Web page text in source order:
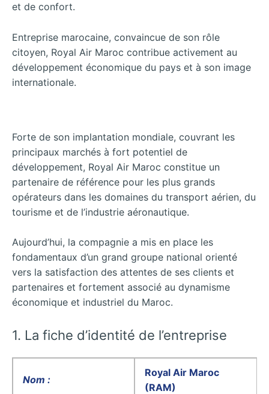
et de confort.
Entreprise marocaine, convaincue de son rôle
citoyen, Royal Air Maroc contribue activement au
développement économique du pays et à son image
internationale.
Forte de son implantation mondiale, couvrant les
principaux marchés à fort potentiel de
développement, Royal Air Maroc constitue un
partenaire de référence pour les plus grands
opérateurs dans les domaines du transport aérien, du
tourisme et de l’industrie aéronautique.
Aujourd’hui, la compagnie a mis en place les
fondamentaux d’un grand groupe national orienté
vers la satisfaction des attentes de ses clients et
partenaires et fortement associé au dynamisme
économique et industriel du Maroc.
1. La fiche d’identité de l’entreprise
Nom :
Royal Air Maroc
(RAM)